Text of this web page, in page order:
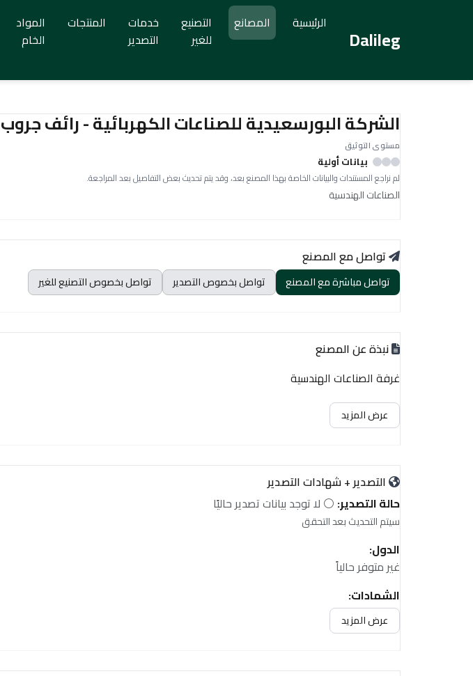
Dalileg
الرئيسية المصانع
التصنيع
للغير
خدمات
التصدير
المنتجات
المواد
الخام
الشركة البورسعيدية للصناعات الكهربائية - رائف جروب
مستوى التوثيق
بيانات أولية
لم نراجع المستندات والبيانات الخاصة بهذا المصنع بعد، وقد يتم تحديث بعض التفاصيل بعد المراجعة.
الصناعات الهندسية
تواصل مع المصنع
تواصل مباشرة مع المصنع تواصل بخصوص التصدير تواصل بخصوص التصنيع للغير
نبذة عن المصنع
غرفة الصناعات الهندسية
عرض المزيد
التصدير + شهادات التصدير
حالة التصدير: ⚪ لا توجد بيانات تصدير حاليًا
سيتم التحديث بعد التحقق
الدول:
غير متوفر حالياً
الشهادات:
غير متوفر حالياً
عرض المزيد